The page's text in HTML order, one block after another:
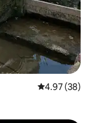
平均评分
4.97 (38)